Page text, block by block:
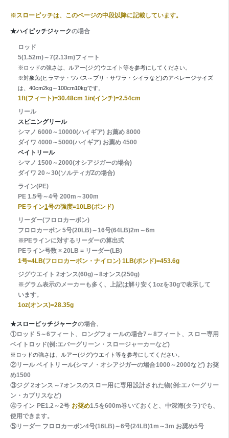
※スローピッチは、このページの中段以降に記載しています。
★ハイピッチジャークの場合
ロッド
5(1.52m)～7(2.13m)フィート
※ロッドの強さは、ルアー(ジグ)ウエイト等を参考にしてください。
※対象魚(ヒラマサ・ツバス～ブリ・サワラ・シイラなど)のアベレージサイズ
は、40cm2kg～100cm10kgです。
1ft(フィート)=30.48cm 1in(インチ)=2.54cm
リール
スピニングリール
シマノ 6000～10000(ハイギア) お薦め 8000
ダイワ 4000～5000(ハイギア) お薦め 4500
ベイトリール
シマノ 1500～2000(オシアジガーの場合)
ダイワ 20～30(ソルティガZの場合)
ライン(PE)
PE 1.5号～4号 200m～300m
PEライン1号の強度=10LB(ポンド)
リーダー(フロロカーボン)
フロロカーボン 5号(20LB)～16号(64LB)2m～6m
※PEラインに対するリーダーの算出式
PEライン号数 × 20LB = リーダー(LB)
1号=4LB(フロロカーボン・ナイロン) 1LB(ポンド)=453.6g
ジグウエイト 2オンス(60g)～8オンス(250g)
※グラム表示のメーカーも多く、上記は解り安く1ozを30gで表示して
います。
1oz(オンス)=28.35g
★スローピッチジャークの場合、
①ロッド 5～6フィート、ロングフォールの場合7～8フィート、スロー専用
ベイトロッド(例:エバーグリーン・スロージャーカーなど)
※ロッドの強さは、ルアー(ジグ)ウエイト等を参考にしてください。
②リール ベイトリール(シマノ・オシアジガーの場合1000～2000など) お奨
め1500
③ジグ 2オンス～7オンスのスロー用に専用設計された物(例:エバーグリー
ン・カプリスなど)
④ライン PE1.2～2号 お奨め1.5を600m巻いておくと、中深海(タラ)でも、
使用できます。
⑤リーダー フロロカーボン4号(16LB)～6号(24LB)1m～3m お奨め5号